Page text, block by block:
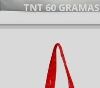
TNT 60 GRAMAS